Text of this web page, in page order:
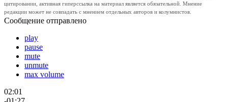
цитировании, активная гиперссылка на материал является обязательной. Мнение
редакции может не совпадать с мнением отдельных авторов и колумнистов.
Сообщение отправлено
play
pause
mute
unmute
max volume
02:01